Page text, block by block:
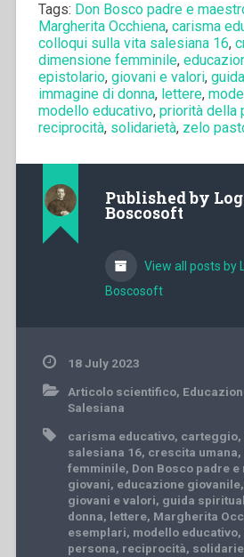
Tags: Don Bosco padre e
Margherita Occhiena, carisma
colloqui sulla vita salesiana 16,
dimensione femminile,
epistolario, giovani e valori,
immagine di donna, lettere,
modello educativo, priorità della
reciprocità, solidarietà, zelo
Published by
Boscosoft
View all posts by
Boscosoft
18 July 2023
Articolo scientifico,
Salesiana
carisma educativo, carteggio,
salesiana 16, crescita umana,
femminile, Don Bosco padre
giovani, educazione giovanile,
giovani e valori, guida
donna, lettere, Margherita
esemplari, modello educativo,
persona, reciprocità,